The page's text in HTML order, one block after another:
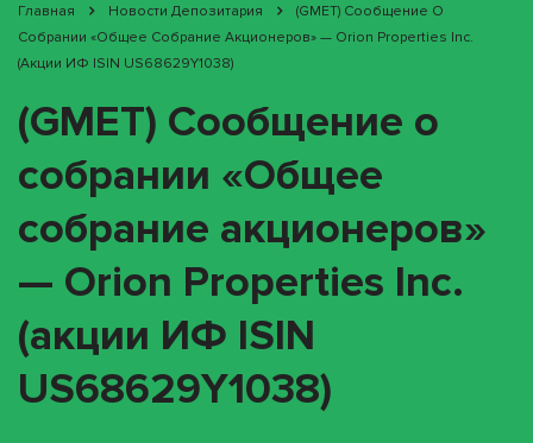
Главная Новости Депозитария
(GMET) Сообщение О
Собрании «Общее Собрание Акционеров» — Orion Properties Inc.
(акции ИФ ISIN US68629Y1038)
(GMET) Сообщение о
собрании «Общее
собрание акционеров»
— Orion Properties Inc.
(акции ИФ ISIN
US68629Y1038)